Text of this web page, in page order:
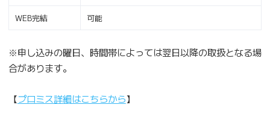
WEB完結 可能
※申し込みの曜日、時間帯によっては翌日以降の取扱となる場
合があります。
【プロミス詳細はこちらから】